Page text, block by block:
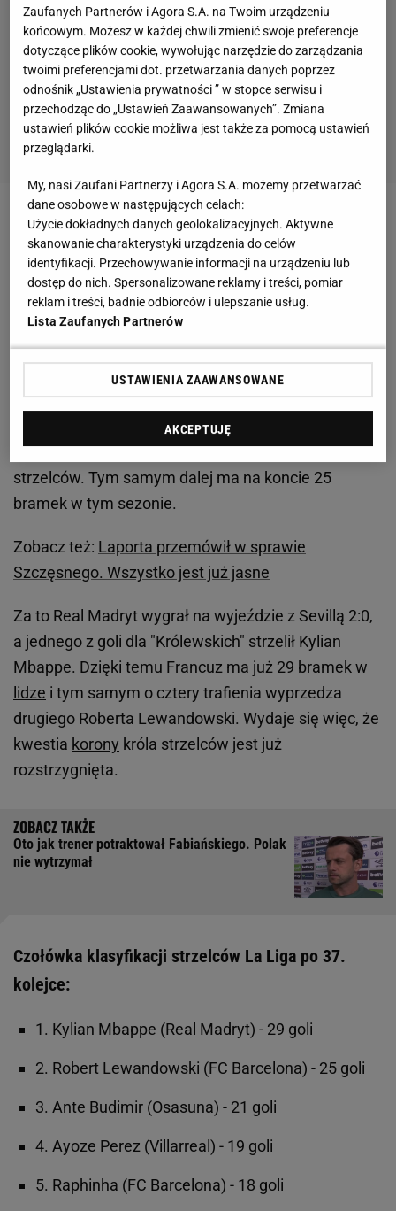
Zobacz wideoJakub Kosecki był na trybunie kibiców
Polonii?! "W Warszawie tylko Legia!"
Kylian Mbappe o krok od zostania królem strzelców
La Liga w sezonie 2024/2025
FC Barcelona grała przed własną publicznością z
Villarrealem i przegrała 2:3. Chociaż Robert
Lewandowski przebywał na murawie przez 74
minuty, to nie był w stanie wpisać się na listę
strzelców. Tym samym dalej ma na koncie 25
bramek w tym sezonie.
Zobacz też: Laporta przemówił w sprawie
Szczęsnego. Wszystko jest już jasne
Za to Real Madryt wygrał na wyjeździe z Sevillą 2:0,
a jednego z goli dla "Królewskich" strzelił Kylian
Mbappe. Dzięki temu Francuz ma już 29 bramek w
lidze i tym samym o cztery trafienia wyprzedza
drugiego Roberta Lewandowski. Wydaje się więc, że
kwestia korony króla strzelców jest już
rozstrzygnięta.
Oto jak trener potraktował Fabiańskiego. Polak
nie wytrzymał
Czołówka klasyfikacji strzelców La Liga po 37.
kolejce:
1. Kylian Mbappe (Real Madryt) - 29 goli
2. Robert Lewandowski (FC Barcelona) - 25 goli
3. Ante Budimir (Osasuna) - 21 goli
4. Ayoze Perez (Villarreal) - 19 goli
5. Raphinha (FC Barcelona) - 18 goli
Zaufanych Partnerów i Agora S.A. na Twoim urządzeniu
końcowym. Możesz w każdej chwili zmienić swoje preferencje
dotyczące plików cookie, wywołując narzędzie do zarządzania
twoimi preferencjami dot. przetwarzania danych poprzez
odnośnik „Ustawienia prywatności ” w stopce serwisu i
przechodząc do „Ustawień Zaawansowanych”. Zmiana
ustawień plików cookie możliwa jest także za pomocą ustawień
przeglądarki.
My, nasi Zaufani Partnerzy i Agora S.A. możemy przetwarzać
dane osobowe w następujących celach:
Użycie dokładnych danych geolokalizacyjnych. Aktywne
skanowanie charakterystyki urządzenia do celów
identyfikacji. Przechowywanie informacji na urządzeniu lub
dostęp do nich. Spersonalizowane reklamy i treści, pomiar
reklam i treści, badnie odbiorców i ulepszanie usług.
Lista Zaufanych Partnerów
USTAWIENIA ZAAWANSOWANE
AKCEPTUJĘ